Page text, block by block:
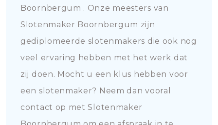
Boornbergum . Onze meesters van
Slotenmaker Boornbergum zijn
gediplomeerde slotenmakers die ook nog
veel ervaring hebben met het werk dat
zij doen. Mocht u een klus hebben voor
een slotenmaker? Neem dan vooral
contact op met Slotenmaker